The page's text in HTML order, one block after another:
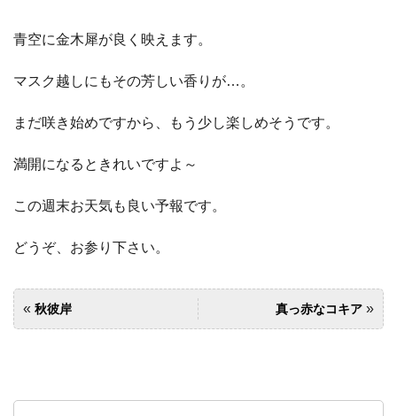
青空に金木犀が良く映えます。
マスク越しにもその芳しい香りが…。
まだ咲き始めですから、もう少し楽しめそうです。
満開になるときれいですよ～
この週末お天気も良い予報です。
どうぞ、お参り下さい。
« 秋彼岸 真っ赤なコキア »